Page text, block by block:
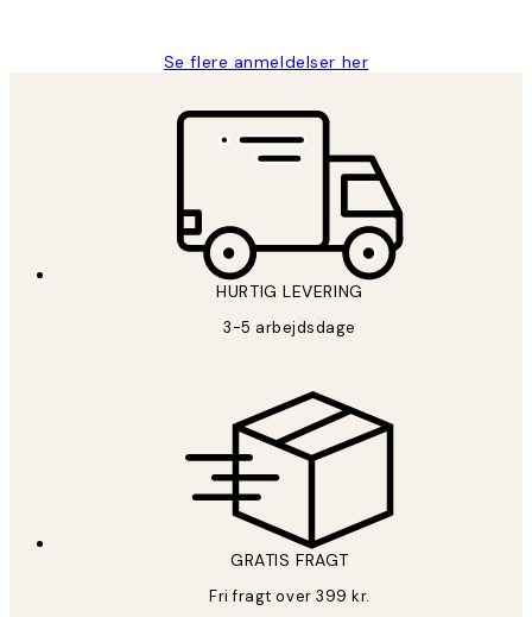
Se flere anmeldelser her
HURTIG LEVERING
3-5 arbejdsdage
GRATIS FRAGT
Fri fragt over 399 kr.